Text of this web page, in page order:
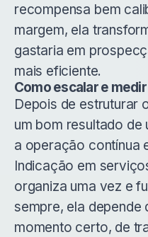
recompensa bem
margem, ela
gastaria em
mais eficiente.
Como escalar e
Depois de estruturar
um bom resultado de
a operação contínua
Indicação em
organiza uma vez e
sempre, ela depende
momento certo, de